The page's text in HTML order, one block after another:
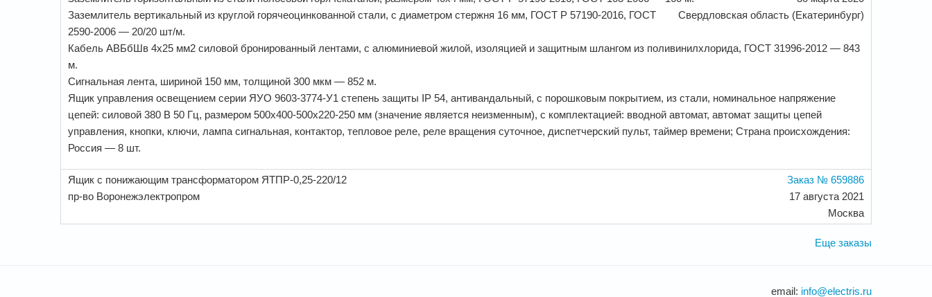
Свердловская область (Екатеринбург)
Заземлитель вертикальный из круглой горячеоцинкованной стали, с диаметром стержня 16 мм, ГОСТ Р 57190-2016, ГОСТ
2590-2006 — 20/20 шт/м.
Кабель АВБбШв 4х25 мм2 силовой бронированный лентами, с алюминиевой жилой, изоляцией и защитным шлангом из поливинилхлорида, ГОСТ 31996-2012 — 843
м.
Сигнальная лента, шириной 150 мм, толщиной 300 мкм — 852 м.
Ящик управления освещением серии ЯУО 9603-3774-У1 степень защиты IP 54, антивандальный, с порошковым покрытием, из стали, номинальное напряжение
цепей: силовой 380 В 50 Гц, размером 500х400-500х220-250 мм (значение является неизменным), с комплектацией: вводной автомат, автомат защиты цепей
управления, кнопки, ключи, лампа сигнальная, контактор, тепловое реле, реле вращения суточное, диспетчерский пульт, таймер времени; Страна происхождения:
Россия — 8 шт.
Заказ № 659886
17 августа 2021
Москва
Ящик с понижающим трансформатором ЯТПР-0,25-220/12
пр-во Воронежэлектропром
Еще заказы
email: info@electris.ru